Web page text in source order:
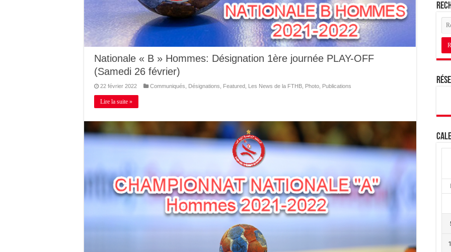
Nationale « B » Hommes: Désignation 1ère journée PLAY-OFF
(Samedi 26 février)
22 février 2022 Communiqués, Désignations, Featured, Les News de la FTHB, Photo, Publications
Lire la suite »
L